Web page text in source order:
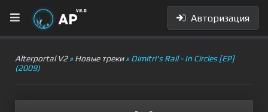
Авторизация
Alterportal V2»Новые треки» Dimitri's Rail - In Circles [EP]
(2009)